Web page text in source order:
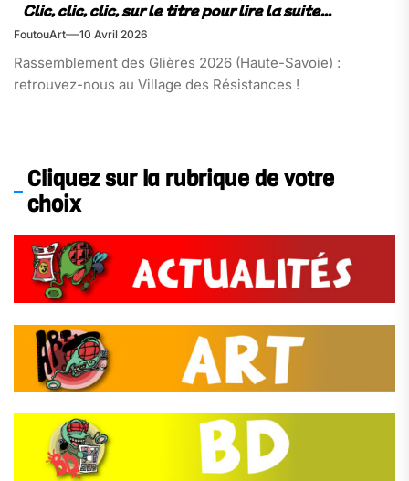
FoutouArt 10 Avril 2026
Rassemblement des Glières 2026 (Haute-Savoie) :
retrouvez-nous au Village des Résistances !
Cliquez sur la rubrique de votre
choix